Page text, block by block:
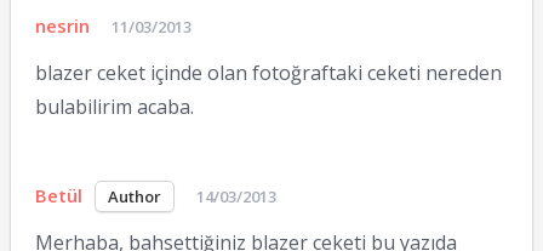
nesrin 11/03/2013
blazer ceket içinde olan fotoğraftaki ceketi nereden
bulabilirim acaba.
Betül 14/03/2013
Merhaba, bahsettiğiniz blazer ceketi bu yazıda